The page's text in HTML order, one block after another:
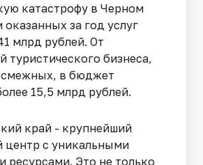
катастрофу в Черном
за год услуг
млрд рублей. От
туристического бизнеса,
смежных, в бюджет
15,5 млрд рублей.
край - крупнейший
центр с уникальными
ресурсами. Это не только